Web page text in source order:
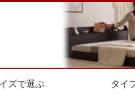
ズで選ぶ タイ